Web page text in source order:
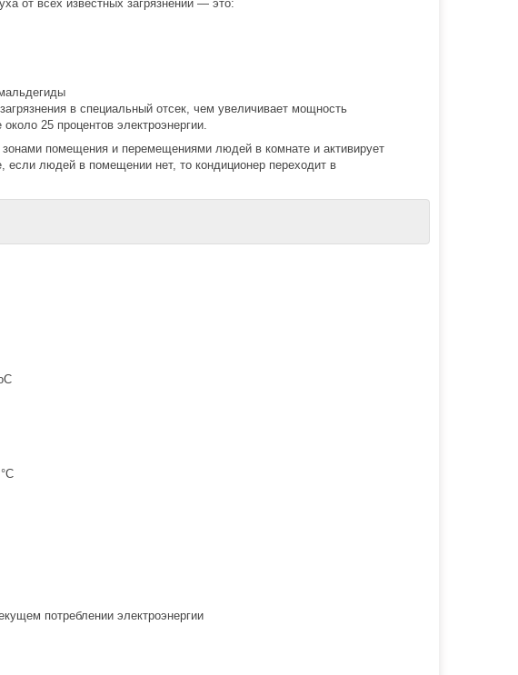
от всех известных загрязнений — это:
в специальный отсек, чем увеличивает мощность
25 процентов электроэнергии.
помещения и перемещениями людей в комнате и активирует
людей в помещении нет, то кондиционер переходит в
потреблении электроэнергии